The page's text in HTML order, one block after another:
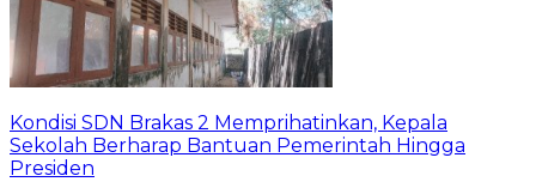
Kondisi SDN Brakas 2 Memprihatinkan, Kepala
Sekolah Berharap Bantuan Pemerintah Hingga
Presiden